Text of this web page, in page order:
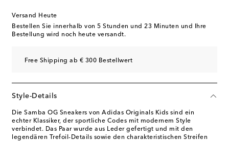
Versand Heute
Bestellen Sie innerhalb von 5 Stunden und 23 Minuten und Ihre
Bestellung wird noch heute versandt.
Free Shipping ab € 300 Bestellwert
Style-Details
Die Samba OG Sneakers von Adidas Originals Kids sind ein
echter Klassiker, der sportliche Codes mit modernem Style
verbindet. Das Paar wurde aus Leder gefertigt und mit den
legendären Trefoil-Details sowie den charakteristischen Streifen